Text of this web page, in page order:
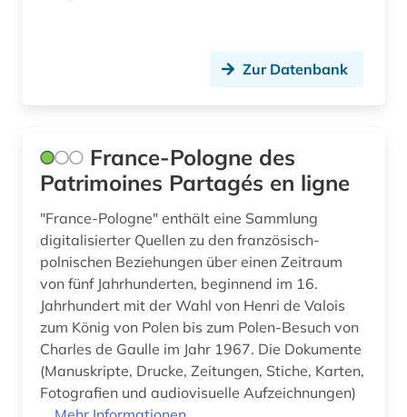
alltagsleben (1)
altdänisch (1)
alte drucke (1)
alte geschichte (8)
alte landesschule korbach (1)
alter orient (4)
Malta (1)
Mecklenburg-Vorpommern (9)
Mittelamerika (30)
Moldawien (7)
Monaco (1)
Montenegro (8)
Zur Datenbank
France-Pologne des
Patrimoines Partagés en ligne
"France-Pologne" enthält eine Sammlung
digitalisierter Quellen zu den französisch-
polnischen Beziehungen über einen Zeitraum
von fünf Jahrhunderten, beginnend im 16.
Jahrhundert mit der Wahl von Henri de Valois
zum König von Polen bis zum Polen-Besuch von
Charles de Gaulle im Jahr 1967. Die Dokumente
(Manuskripte, Drucke, Zeitungen, Stiche, Karten,
Fotografien und audiovisuelle Aufzeichnungen)